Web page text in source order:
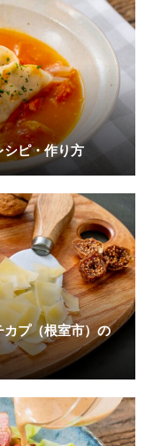
シピ・作り方
プ（根室市）の